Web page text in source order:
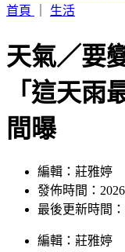
首頁
生活
天氣／要
「這天
間曝
編輯：莊雅婷
發佈時間：
最後更新時間：
編輯 ： 莊雅婷